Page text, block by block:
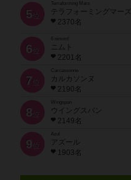
5 位
Terraforming Mars
テラフォーミングマーズ
2370名
6 位
ニムト
2201名
7 位
Carcassonne
カルカソンヌ
2190名
8 位
Wingspan
ウイングスパン
2149名
9 位
Azul
アズール
1903名